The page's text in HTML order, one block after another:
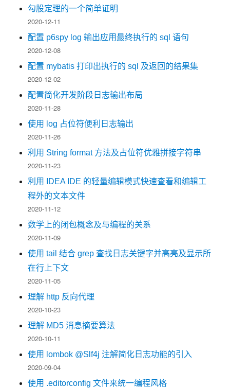
勾股定理的一个简单证明
2020-12-11
配置 p6spy log 输出应用最终执行的 sql 语句
2020-12-08
配置 mybatis 打印出执行的 sql 及返回的结果集
2020-12-02
配置简化开发阶段日志输出布局
2020-11-28
使用 log 占位符便利日志输出
2020-11-26
利用 String format 方法及占位符优雅拼接字符串
2020-11-23
利用 IDEA IDE 的轻量编辑模式快速查看和编辑工
程外的文本文件
2020-11-12
数学上的闭包概念及与编程的关系
2020-11-09
使用 tail 结合 grep 查找日志关键字并高亮及显示所
在行上下文
2020-11-05
理解 http 反向代理
2020-10-23
理解 MD5 消息摘要算法
2020-10-11
使用 lombok @Slf4j 注解简化日志功能的引入
2020-09-04
使用 .editorconfig 文件来统一编程风格